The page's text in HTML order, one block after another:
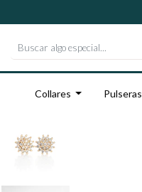
Collares Pulseras